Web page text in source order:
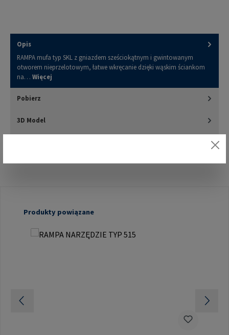
Opis
RAMPA mufa typ SKL z gniazdem sześciokątnym i gwintowanym
otworem nieprzelotowym, łatwe wkręcanie dzięki wąskim ściankom
na… Więcej
Pobierz
3D Model
Pomiń galerię produktów
Produkty powiązane